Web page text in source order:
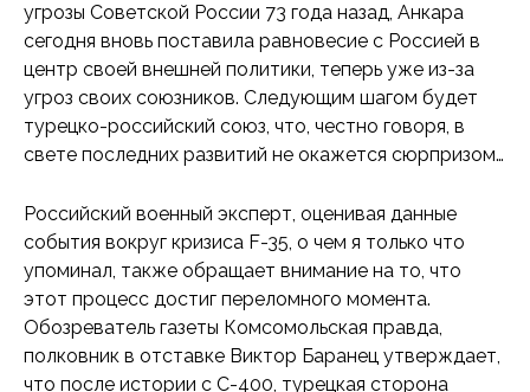
угрозы Советской России 73 года назад, Анкара
сегодня вновь поставила равновесие с Россией в
центр своей внешней политики, теперь уже из-за
угроз своих союзников. Следующим шагом будет
турецко-российский союз, что, честно говоря, в
свете последних развитий не окажется сюрпризом…
Российский военный эксперт, оценивая данные
события вокруг кризиса F-35, о чем я только что
упоминал, также обращает внимание на то, что
этот процесс достиг переломного момента.
Обозреватель газеты Комсомольская правда,
полковник в отставке Виктор Баранец утверждает,
что после истории с С-400, турецкая сторона